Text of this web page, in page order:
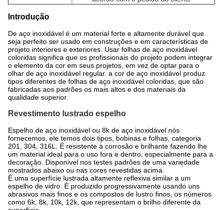
Introdução
De aço inoxidável é um material forte e altamente durável que
seja perfeito ser usado em construções e em características de
projeto interiores e exteriores. Usar folhas de aço inoxidável
coloridas significa que os profissionais do projeto podem integrar
o elemento da cor em seus projetos, em vez de optar para o
olhar de aço inoxidável regular. a cor de aço inoxidável produz
tipos diferentes de folhas de aço inoxidável coloridas, que são
fabricadas aos padrões os mais altos e dos materiais da
qualidade superior.
Revestimento lustrado espelho
Espelho de aço inoxidável ou 8k de aço inoxidável nós
fornecemos, ele temos dois tipos, bobinas e folhas, categoria
201, 304, 316L. É resistente à corrosão e brilhante fazendo lhe
um material ideal para o uso fora e dentro, especialmente para a
decoração. Disponível nos testes padrões de uma variedade
mostrados abaixo ou nas cores revestidas acima.
É uma superfície lustrada altamente reflexiva similar a um
espelho de vidro. É produzido progressivamente usando uns
abrasivos mais finos e os compostos de lustro finos, os números
como 6k, 8k, 10k, 12k, que representam o brilho diferente da